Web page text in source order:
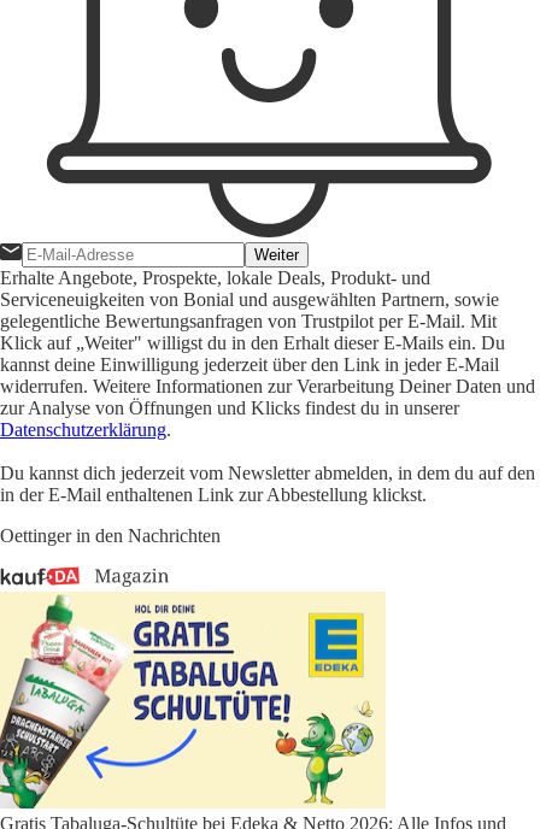
Weiter
Erhalte Angebote, Prospekte, lokale Deals, Produkt- und
Serviceneuigkeiten von Bonial und ausgewählten Partnern, sowie
gelegentliche Bewertungsanfragen von Trustpilot per E-Mail. Mit
Klick auf „Weiter" willigst du in den Erhalt dieser E-Mails ein. Du
kannst deine Einwilligung jederzeit über den Link in jeder E-Mail
widerrufen. Weitere Informationen zur Verarbeitung Deiner Daten und
zur Analyse von Öffnungen und Klicks findest du in unserer
Datenschutzerklärung.
Du kannst dich jederzeit vom Newsletter abmelden, in dem du auf den
in der E-Mail enthaltenen Link zur Abbestellung klickst.
Oettinger in den Nachrichten
Gratis Tabaluga-Schultüte bei Edeka & Netto 2026: Alle Infos und